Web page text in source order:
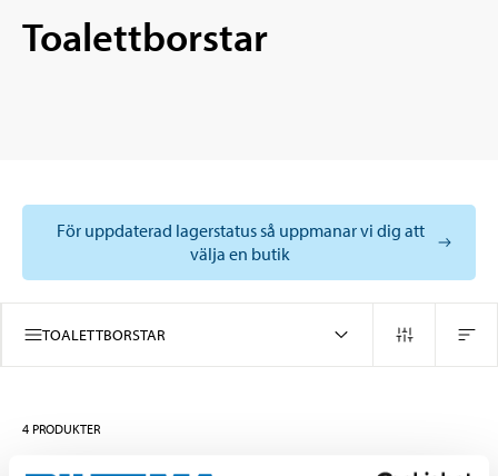
Toalettborstar
För uppdaterad lagerstatus så uppmanar vi dig att
välja en butik
TOALETTBORSTAR
4 PRODUKTER